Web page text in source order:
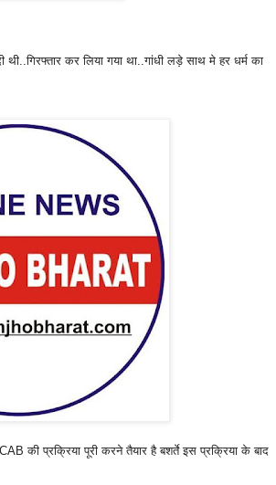
कर लिया गया था..गांधी लड़े साथ मे हर धर्म का
की प्रक्रिया पूरी करने तैयार है बशर्ते इस प्रक्रिया के बाद